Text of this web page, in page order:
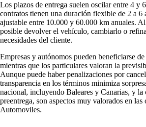
Los plazos de entrega suelen oscilar entre 4 y
contratos tienen una duración flexible de 2 a 6
ajustable entre 10.000 y 60.000 km anuales.
posible devolver el vehículo, cambiarlo o
necesidades del cliente.
Empresas y autónomos pueden beneficiarse
mientras que los particulares valoran la
Aunque puede haber penalizaciones por
transparencia en los términos minimiza
nacional, incluyendo Baleares y Canarias, y la
preentrega, son aspectos muy valorados en las
Automoviles.